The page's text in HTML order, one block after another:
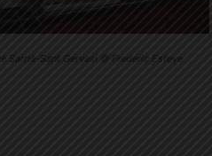
Sarrià-Sant Gervasi © Frederic Esteve